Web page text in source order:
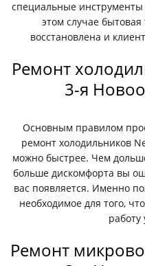
специальные
этом случае
восстановлена и
Ремонт
3-я
Основным правилом
ремонт холодильников
можно быстрее. Чем
больше дискомфорта вы
вас появляется. Именно
необходимое для того,
работу
Ремонт